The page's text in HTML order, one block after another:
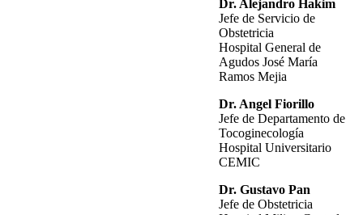
Dr. Alejandro Hakim
Jefe de Servicio de
Obstetricia
Hospital General de
Agudos José María
Ramos Mejia
Dr. Angel Fiorillo
Jefe de Departamento de
Tocoginecología
Hospital Universitario
CEMIC
Dr. Gustavo Pan
Jefe de Obstetricia